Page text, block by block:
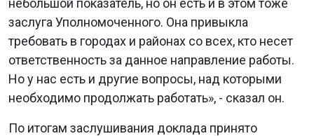
небольшой показатель, но он есть и в этом тоже
заслуга Уполномоченного. Она привыкла
требовать в городах и районах со всех, кто несет
ответственность за данное направление работы.
Но у нас есть и другие вопросы, над которыми
необходимо продолжать работать», - сказал он.
По итогам заслушивания доклада принято